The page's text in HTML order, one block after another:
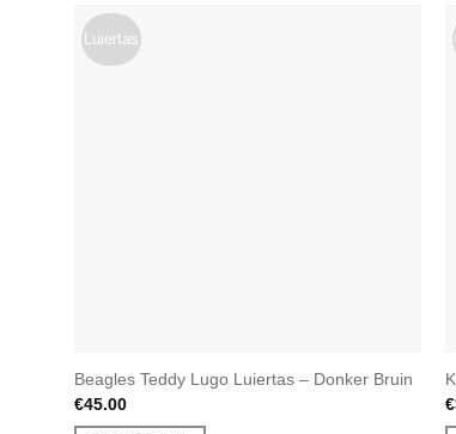
Luiertas
Beagles Teddy Lugo Luiertas – Donker Bruin
€45.00
€